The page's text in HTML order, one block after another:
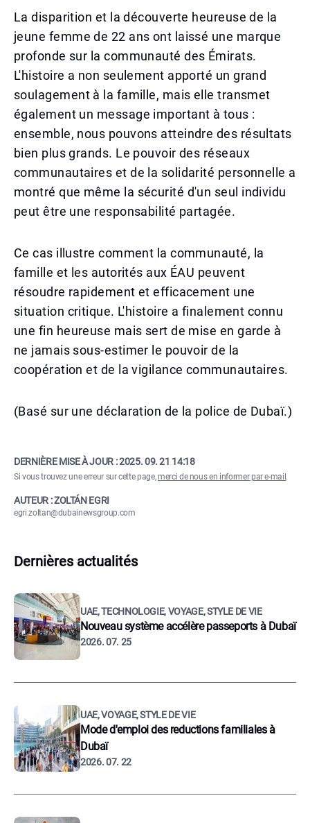
La disparition et la découverte heureuse de la
jeune femme de 22 ans ont laissé une marque
profonde sur la communauté des Émirats.
L'histoire a non seulement apporté un grand
soulagement à la famille, mais elle transmet
également un message important à tous :
ensemble, nous pouvons atteindre des résultats
bien plus grands. Le pouvoir des réseaux
communautaires et de la solidarité personnelle a
montré que même la sécurité d'un seul individu
peut être une responsabilité partagée.
Ce cas illustre comment la communauté, la
famille et les autorités aux ÉAU peuvent
résoudre rapidement et efficacement une
situation critique. L'histoire a finalement connu
une fin heureuse mais sert de mise en garde à
ne jamais sous-estimer le pouvoir de la
coopération et de la vigilance communautaires.
(Basé sur une déclaration de la police de Dubaï.)
DERNIÈRE MISE À JOUR :2025. 09. 21 14:18
Si vous trouvez une erreur sur cette page,merci de nous en informer par e-mail .
AUTEUR : ZOLTÁN EGRI
egri.zoltan@dubainewsgroup.com
Dernières actualités
UAE, TECHNOLOGIE, VOYAGE, STYLE DE VIE
Nouveau système accélère passeports à Dubaï
2026. 07. 25
UAE, VOYAGE, STYLE DE VIE
Mode d'emploi des reductions familiales à
Dubaï
2026. 07. 22